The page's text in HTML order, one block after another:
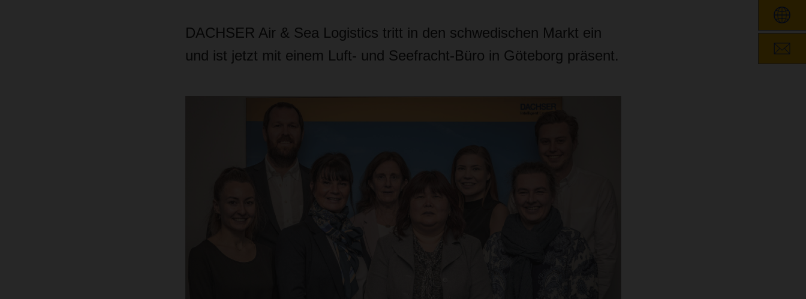
DACHSER Air & Sea Logistics tritt in den schwedischen Markt ein
und ist jetzt mit einem Luft- und Seefracht-Büro in Göteborg präsent.